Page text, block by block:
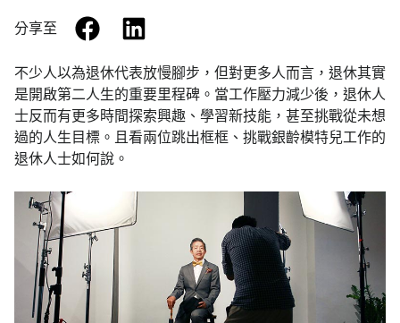
分享至 facebook
不少人以為退休代表放慢腳步，但對更多人而言，退休其實
是開啟第二人生的重要里程碑。當工作壓力減少後，退休人
士反而有更多時間探索興趣、學習新技能，甚至挑戰從未想
過的人生目標。且看兩位跳出框框、挑戰銀齡模特兒工作的
退休人士如何說。